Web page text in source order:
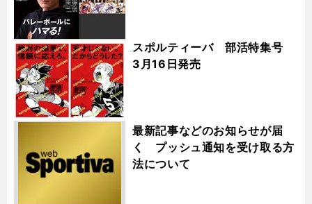
スポルティーバ 部活特集号
3月16日発売
最新記事などのお知らせが届
く プッシュ通知を受け取る方
法について